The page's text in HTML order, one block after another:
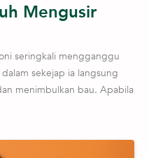
Mengusir
seringkali mengganggu
sekejap ia langsung
menimbulkan bau. Apabila